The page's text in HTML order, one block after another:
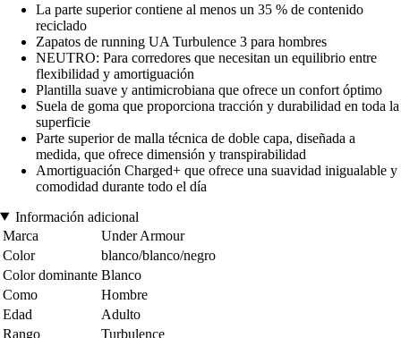
La parte superior contiene al menos un 35 % de contenido
reciclado
Zapatos de running UA Turbulence 3 para hombres
NEUTRO: Para corredores que necesitan un equilibrio entre
flexibilidad y amortiguación
Plantilla suave y antimicrobiana que ofrece un confort óptimo
Suela de goma que proporciona tracción y durabilidad en toda la
superficie
Parte superior de malla técnica de doble capa, diseñada a
medida, que ofrece dimensión y transpirabilidad
Amortiguación Charged+ que ofrece una suavidad inigualable y
comodidad durante todo el día
Información adicional
Marca
Under Armour
Color
blanco/blanco/negro
Color dominante Blanco
Como
Hombre
Edad
Adulto
Rango
Turbulence